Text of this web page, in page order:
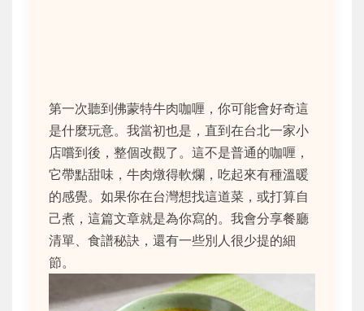
第一次聽到佛蒙特牛肉咖喱，你可能會好奇這
是什麼玩意。我當初也是，直到在台北一家小
店嚐到後，整個改觀了。這不是普通的咖喱，
它帶點甜味，牛肉燉得軟爛，吃起來有種溫暖
的感覺。如果你在台灣想找這道菜，或打算自
己煮，這篇文章就是為你寫的。我會分享餐廳
清單、食譜秘訣，還有一些別人很少提的細
節。